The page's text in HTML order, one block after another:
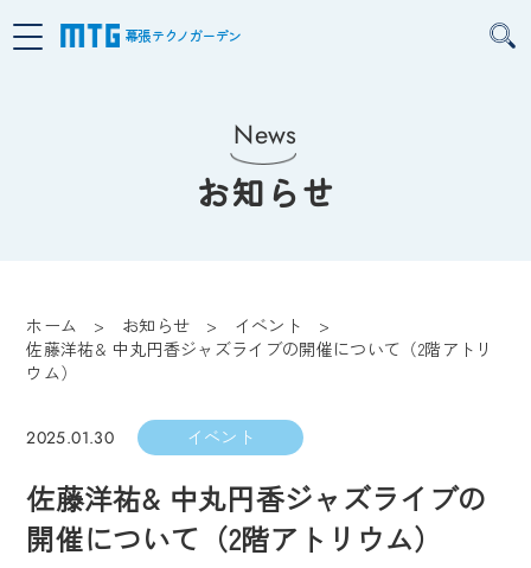
幕張テクノガーデン
News
お知らせ
ホーム お知らせ
イベント
佐藤洋祐& 中丸円香ジャズライブの開催について（2階アトリ
ウム）
2025.01.30 イベント
佐藤洋祐& 中丸円香ジャズライブの
開催について（2階アトリウム）